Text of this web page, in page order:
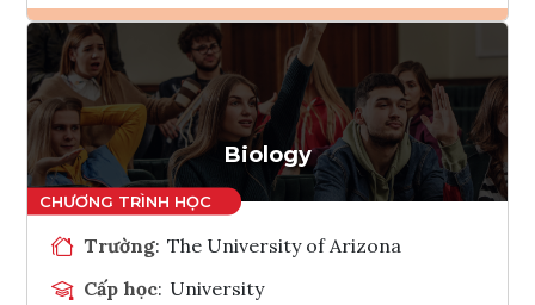
Ghi danh
Tham vấn Interlink
Biology
Trường: The University of Arizona
Cấp học: University